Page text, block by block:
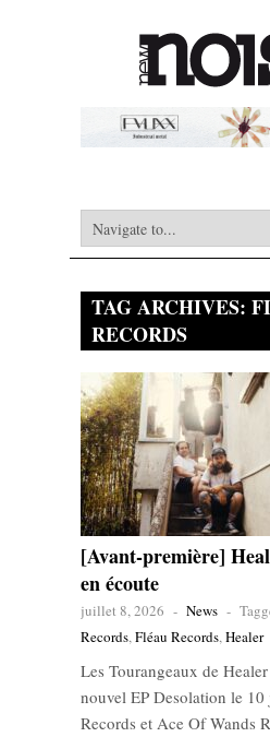
TAG ARCHIVES:
RECORDS
[Avant-première]
en écoute
juillet 8, 2026 - News -
Records,Fléau Records,Healer
Les Tourangeaux de
nouvel EP Desolation le
Records et Ace Of Wands